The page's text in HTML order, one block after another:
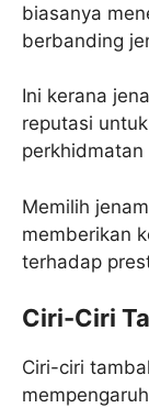
biasanya
berbanding
Ini kerana
reputasi
Memilih
memberikan
terhadap
Ciri-Ciri
Ciri-ciri